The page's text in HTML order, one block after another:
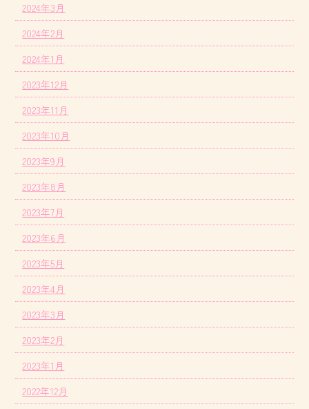
2024年3月
2024年2月
2024年1月
2023年12月
2023年11月
2023年10月
2023年9月
2023年8月
2023年7月
2023年6月
2023年5月
2023年4月
2023年3月
2023年2月
2023年1月
2022年12月